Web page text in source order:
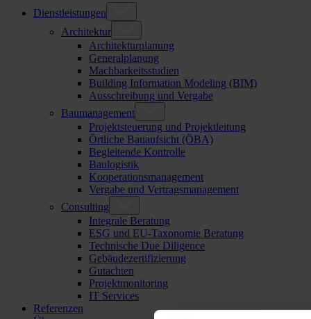
Dienstleistungen
Architektur
Architekturplanung
Generalplanung
Machbarkeitsstudien
Building Information Modeling (BIM)
Ausschreibung und Vergabe
Baumanagement
Projektsteuerung und Projektleitung
Örtliche Bauaufsicht (ÖBA)
Begleitende Kontrolle
Baulogistik
Kooperationsmanagement
Vergabe und Vertragsmanagement
Consulting
Integrale Beratung
ESG und EU-Taxonomie Beratung
Technische Due Diligence
Gebäudezertifizierung
Gutachten
Projektmonitoring
IT Services
Referenzen